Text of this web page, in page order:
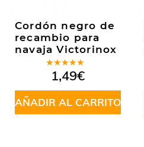
Cordón negro de
recambio para
navaja Victorinox
Valorado
en5.00de
5
1,49€
AÑADIR AL CARRITO